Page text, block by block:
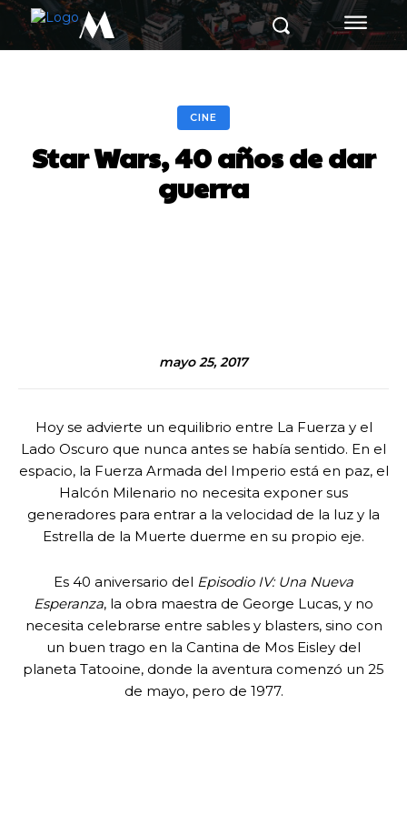
M
CINE
Star Wars, 40 años de dar
guerra
mayo 25, 2017
Hoy se advierte un equilibrio entre La Fuerza y el
Lado Oscuro que nunca antes se había sentido. En el
espacio, la Fuerza Armada del Imperio está en paz, el
Halcón Milenario no necesita exponer sus
generadores para entrar a la velocidad de la luz y la
Estrella de la Muerte duerme en su propio eje.
Es 40 aniversario del Episodio IV: Una Nueva
Esperanza, la obra maestra de George Lucas, y no
necesita celebrarse entre sables y blasters, sino con
un buen trago en la Cantina de Mos Eisley del
planeta Tatooine, donde la aventura comenzó un 25
de mayo, pero de 1977.